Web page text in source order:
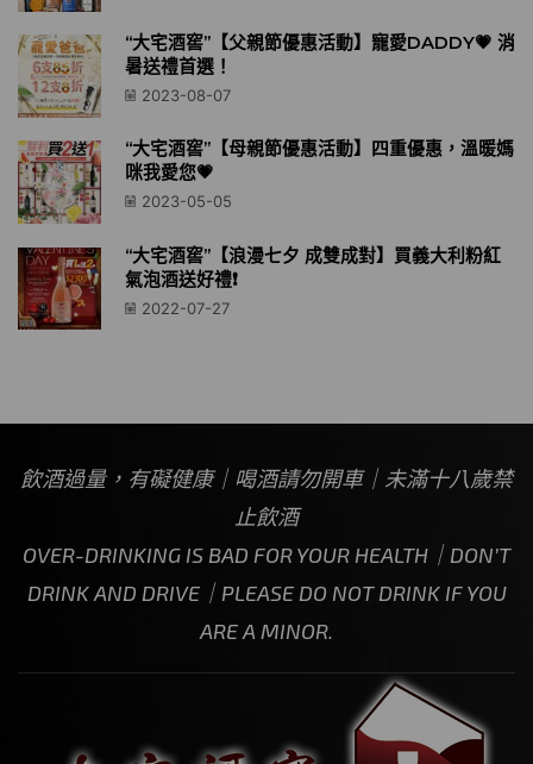
“大宅酒窖”【父親節優惠活動】寵愛DADDY💗 消
暑送禮首選！
2023-08-07
“大宅酒窖”【母親節優惠活動】四重優惠，溫暖媽
咪我愛您💗
2023-05-05
“大宅酒窖”【浪漫七夕 成雙成對】買義大利粉紅
氣泡酒送好禮❗️
2022-07-27
飲酒過量，有礙健康｜喝酒請勿開車｜未滿十八歲禁
止飲酒
OVER-DRINKING IS BAD FOR YOUR HEALTH｜DON’T
DRINK AND DRIVE｜PLEASE DO NOT DRINK IF YOU
ARE A MINOR.